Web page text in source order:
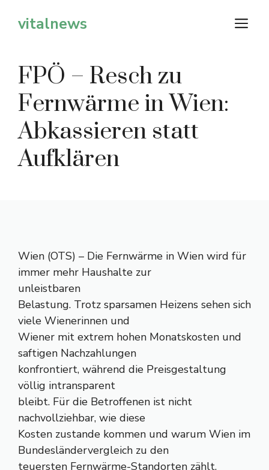
Inhaltvitalnews
FPÖ – Resch zu
Fernwärme in Wien:
Abkassieren statt
Aufklären
Wien (OTS) – Die Fernwärme in Wien wird für
immer mehr Haushalte zur
unleistbaren
Belastung. Trotz sparsamen Heizens sehen sich
viele Wienerinnen und
Wiener mit extrem hohen Monatskosten und
saftigen Nachzahlungen
konfrontiert, während die Preisgestaltung
völlig intransparent
bleibt. Für die Betroffenen ist nicht
nachvollziehbar, wie diese
Kosten zustande kommen und warum Wien im
Bundesländervergleich zu den
teuersten Fernwärme-Standorten zählt.